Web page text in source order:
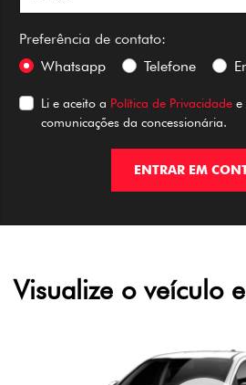
Preferência de contato:
Whatsapp
Telefone
Li e aceito a Política de Privacidade e
comunicações da concessionária.
ENTRAR EM
Visualize o veículo